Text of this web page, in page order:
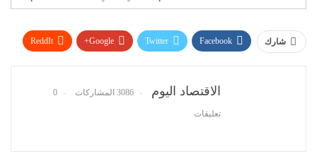
شارك Facebook
Twitter
Google+
ReddIt
الاقتصاد اليوم 3086 المشاركات 0
تعليقات